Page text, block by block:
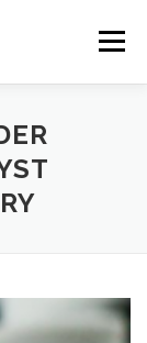
Menu
CONTACT